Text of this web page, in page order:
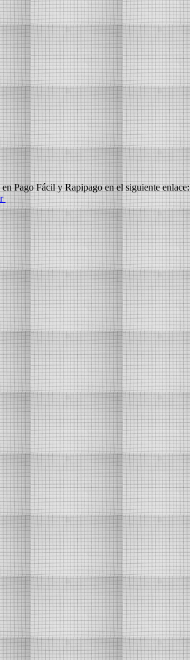
Pago Fácil y Rapipago en el siguiente enlace: